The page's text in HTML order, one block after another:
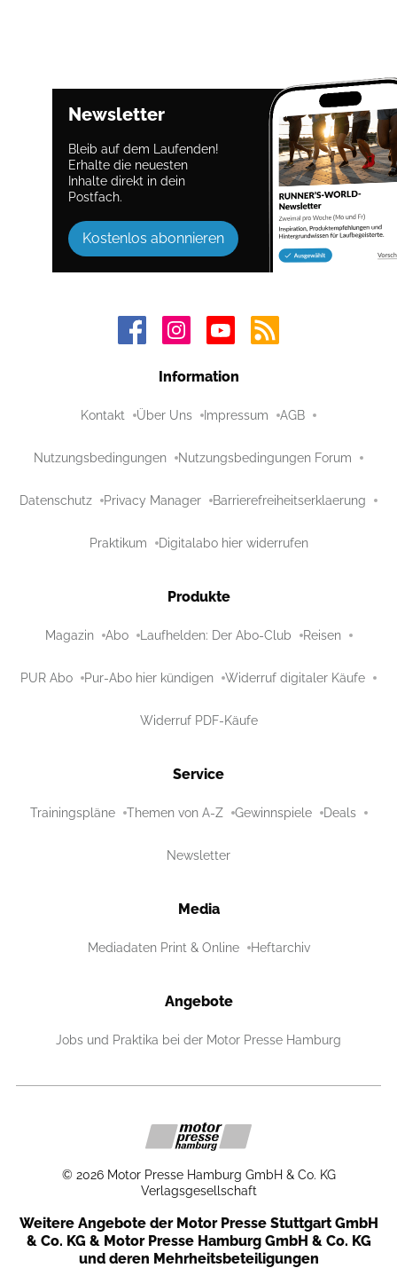
Newsletter
Bleib auf dem Laufenden!
Erhalte die neuesten
Inhalte direkt in dein
Postfach.
Kostenlos abonnieren
Information
Kontakt Über Uns Impressum AGB
Nutzungsbedingungen Nutzungsbedingungen Forum
Datenschutz Privacy Manager Barrierefreiheitserklaerung
Praktikum Digitalabo hier widerrufen
Produkte
Magazin Abo Laufhelden: Der Abo-Club Reisen
PUR Abo Pur-Abo hier kündigen Widerruf digitaler Käufe
Widerruf PDF-Käufe
Service
Trainingspläne Themen von A-Z Gewinnspiele Deals
Newsletter
Media
Mediadaten Print & Online Heftarchiv
Angebote
Jobs und Praktika bei der Motor Presse Hamburg
© 2026 Motor Presse Hamburg GmbH & Co. KG
Verlagsgesellschaft
Weitere Angebote der Motor Presse Stuttgart GmbH
& Co. KG & Motor Presse Hamburg GmbH & Co. KG
und deren Mehrheitsbeteiligungen